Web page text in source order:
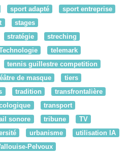
sport adapté
sport entreprise
stages
stratégie
streching
telemark
tennis guillestre competition
de masque
tiers
tradition
transfrontalière
transport
sonore tribune
TV
urbanisme
utilisation IA
Pelvoux